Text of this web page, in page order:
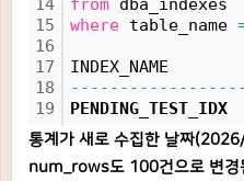
14
15
16
17
18
19
from dba_indexes
where table_name
INDEX_NAME
통계가 새로 수집한 날짜
num_rows도 100건으로 변경